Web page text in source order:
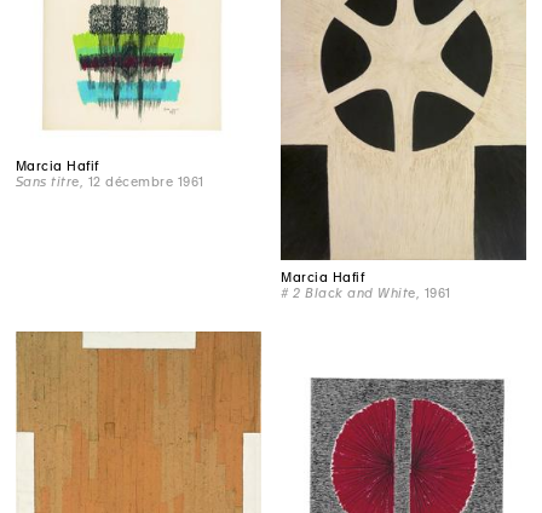
Marcia Hafif
Sans titre, 12 décembre 1961
Marcia Hafif
# 2 Black and White, 1961